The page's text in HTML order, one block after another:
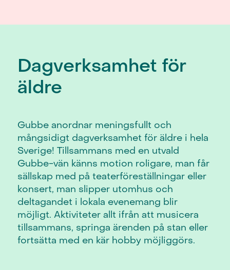
Dagverksamhet för
äldre
Gubbe anordnar meningsfullt och
mångsidigt dagverksamhet för äldre i hela
Sverige! Tillsammans med en utvald
Gubbe-vän känns motion roligare, man får
sällskap med på teaterföreställningar eller
konsert, man slipper utomhus och
deltagandet i lokala evenemang blir
möjligt. Aktiviteter allt ifrån att musicera
tillsammans, springa ärenden på stan eller
fortsätta med en kär hobby möjliggörs.